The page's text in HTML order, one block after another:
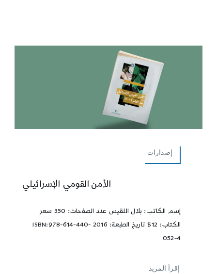
إصدارات
الأمن القومي الإسرائيلي
إسم الكاتب: بلال اللقيس عدد الصفحات: 350 سعر
الكتاب: 12$ تاريخ الطبعة: 2016 ISBN:978-614-440-
052-4
إقرأ المزيد